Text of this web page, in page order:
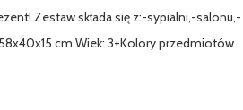
Zestaw składa się z:-sypialni,-salonu,-
cm.Wiek: 3+Kolory przedmiotów